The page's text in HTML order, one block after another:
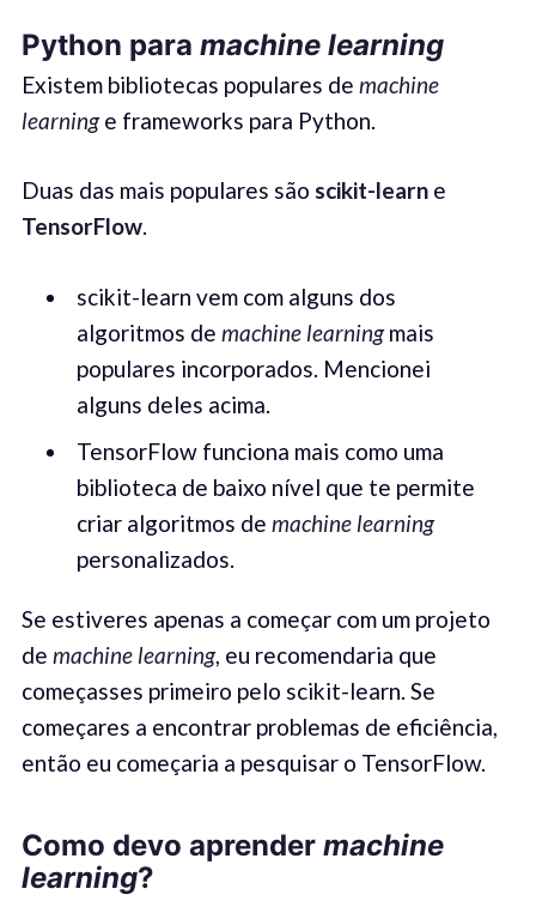
Python para machine learning
Existem bibliotecas populares de machine
learninge frameworks para Python.
Duas das mais populares são scikit-learne
TensorFlow.
scikit-learn vem com alguns dos
algoritmos de machine learningmais
populares incorporados. Mencionei
alguns deles acima.
TensorFlow funciona mais como uma
biblioteca de baixo nível que te permite
criar algoritmos de machine learning
personalizados.
Se estiveres apenas a começar com um projeto
de machine learning, eu recomendaria que
começasses primeiro pelo scikit-learn. Se
começares a encontrar problemas de eficiência,
então eu começaria a pesquisar o TensorFlow.
Como devo aprender machine
learning?